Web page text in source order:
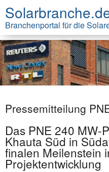
Branchenportal für die
Pressemitteilung
Das PNE 240 MW-
Khauta Süd in
finalen Meilenstein
Projektentwicklung